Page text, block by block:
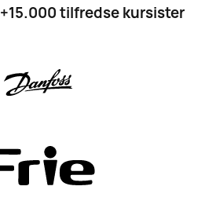
+15.000 tilfredse kursister